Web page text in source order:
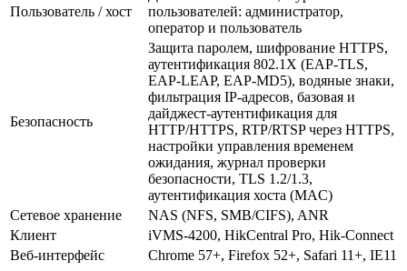
Пользователь / хост
пользователей: администратор,
оператор и пользователь
Безопасность
Защита паролем, шифрование HTTPS,
аутентификация 802.1X (EAP-TLS,
EAP-LEAP, EAP-MD5), водяные знаки,
фильтрация IP-адресов, базовая и
дайджест-аутентификация для
HTTP/HTTPS, RTP/RTSP через HTTPS,
настройки управления временем
ожидания, журнал проверки
безопасности, TLS 1.2/1.3,
аутентификация хоста (MAC)
Сетевое хранение
NAS (NFS, SMB/CIFS), ANR
Клиент
iVMS-4200, HikCentral Pro, Hik-Connect
Веб-интерфейс
Chrome 57+, Firefox 52+, Safari 11+, IE11